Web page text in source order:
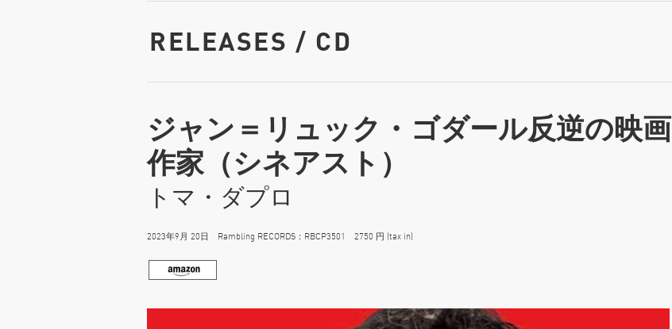
RELEASES / CD
ジャン＝リュック・ゴダール反逆の映画
作家（シネアスト）
トマ・ダプロ
2023年9月 20日 Rambling RECORDS：RBCP3501 2750 円 (tax in)